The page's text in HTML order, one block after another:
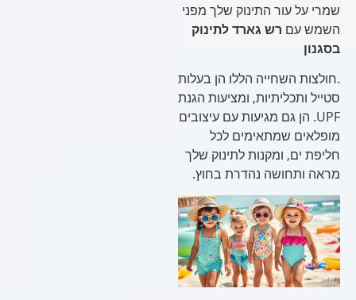
שמרי על עור התינוק שלך מפני
השמש עםרש גארד לתינוק
בסגנון
.חולצות השחייה הללו הן בעלות
סטייל ותכליתיות, ומציעות הגנת
UPF. הן גם מגיעות עם עיצובים
מופלאים שמתאימים לכל
חליפת ים, ומקנות לתינוק שלך
מראה ותחושה נהדרת בחוץ.